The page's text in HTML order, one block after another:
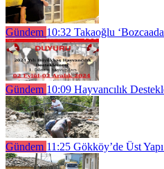
Gündem 10:32 Takaoğlu
Gündem 10:09 Hayvancılık
Gündem 11:25 Gökköy’de Üst